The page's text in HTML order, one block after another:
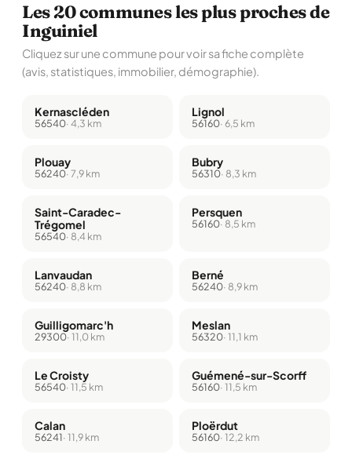
Les 20 communes les plus proches de
Inguiniel
Cliquez sur une commune pour voir sa fiche complète
(avis, statistiques, immobilier, démographie).
Kernascléden
56540· 4,3 km
Lignol
56160· 6,5 km
Plouay
56240· 7,9 km
Bubry
56310· 8,3 km
Saint-Caradec-
Trégomel
56540· 8,4 km
Persquen
56160· 8,5 km
Lanvaudan
56240· 8,8 km
Berné
56240· 8,9 km
Guilligomarc'h
29300· 11,0 km
Meslan
56320· 11,1 km
Le Croisty
56540· 11,5 km
Guémené-sur-Scorff
56160· 11,5 km
Calan
56241· 11,9 km
Ploërdut
56160· 12,2 km